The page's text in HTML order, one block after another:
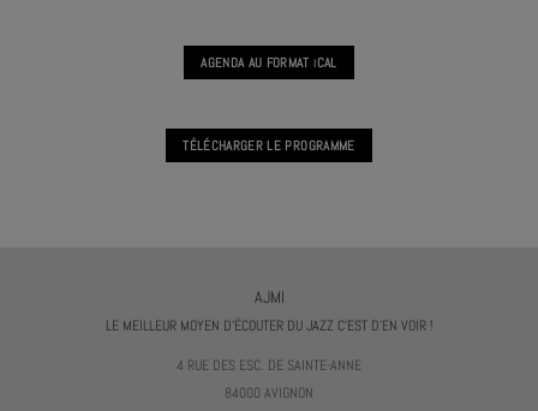
AGENDA AU FORMATICAL
TÉLÉCHARGER LE PROGRAMME
AJMI
LE MEILLEUR MOYEN D'ÉCOUTER DU JAZZ C'EST D'EN VOIR !
4 RUE DES ESC. DE SAINTE-ANNE
84000 AVIGNON